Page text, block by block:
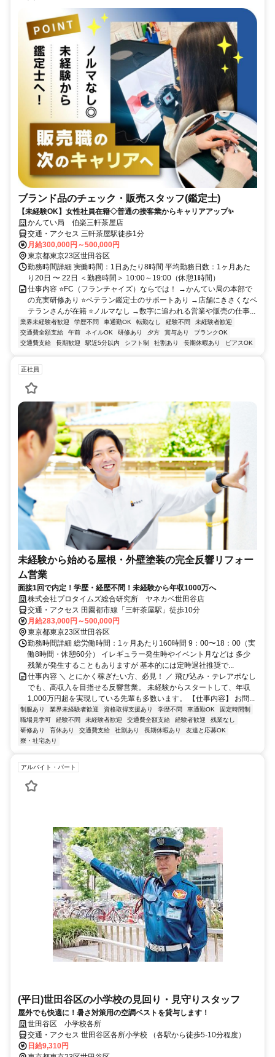
ブランド品のチェック・販売スタッフ(鑑定士)
【未経験OK】女性社員在籍◇普通の接客業からキャリアアップ✨
かんてい局 伯楽三軒茶屋店
交通・アクセス 三軒茶屋駅徒歩1分
月給300,000円～500,000円
東京都東京23区世田谷区
勤務時間詳細 実働時間：1日あたり8時間 平均勤務日数：1ヶ月あた
り20日 〜 22日 ＜勤務時間＞ 10:00～19:00（休憩1時間）
仕事内容 ⭐FC（フランチャイズ）ならでは！ →かんてい局の本部で
の充実研修あり ⭐ベテラン鑑定士のサポートあり →店舗にきさくなベ
テランさんが在籍 ⭐ノルマなし →数字に追われる営業や販売の仕事...
業界未経験者歓迎 学歴不問 車通勤OK 転勤なし 経験不問
未経験者歓迎
交通費全額支給
午前 ネイルOK 研修あり 夕方 賞与あり
ブランクOK
交通費支給
長期歓迎 駅近5分以内 シフト制 社割あり 長期休暇あり ピアスOK
正社員
未経験から始める屋根・外壁塗装の完全反響リフォー
ム営業
面接1回で内定！学歴・経歴不問！未経験から年収1000万へ
株式会社プロタイムズ総合研究所 ヤネカベ世田谷店
交通・アクセス 田園都市線「三軒茶屋駅」徒歩10分
月給283,000円～500,000円
東京都東京23区世田谷区
勤務時間詳細 総労働時間：1ヶ月あたり160時間 9：00〜18：00（実
働8時間・休憩60分） イレギュラー発生時やイベント月などは 多少
残業が発生することもありますが 基本的には定時退社推奨で...
仕事内容 ＼ とにかく稼ぎたい方、必見！ ／ 飛び込み・テレアポなし
でも、高収入を目指せる反響営業。 未経験からスタートして、年収
1,000万円超を実現している先輩も多数います。 【仕事内容】 お問...
制服あり 業界未経験者歓迎 資格取得支援あり 学歴不問 車通勤OK
固定時間制
職場見学可
経験不問 未経験者歓迎 交通費全額支給 経験者歓迎
残業なし
研修あり
育休あり 交通費支給 社割あり 長期休暇あり
友達と応募OK
寮・社宅あり
アルバイト・パート
(平日)世田谷区の小学校の見回り・見守りスタッフ
屋外でも快適に！暑さ対策用の空調ベストを貸与します！
世田谷区 小学校各所
交通・アクセス 世田谷区各所小学校 （各駅から徒歩5-10分程度）
日給9,310円